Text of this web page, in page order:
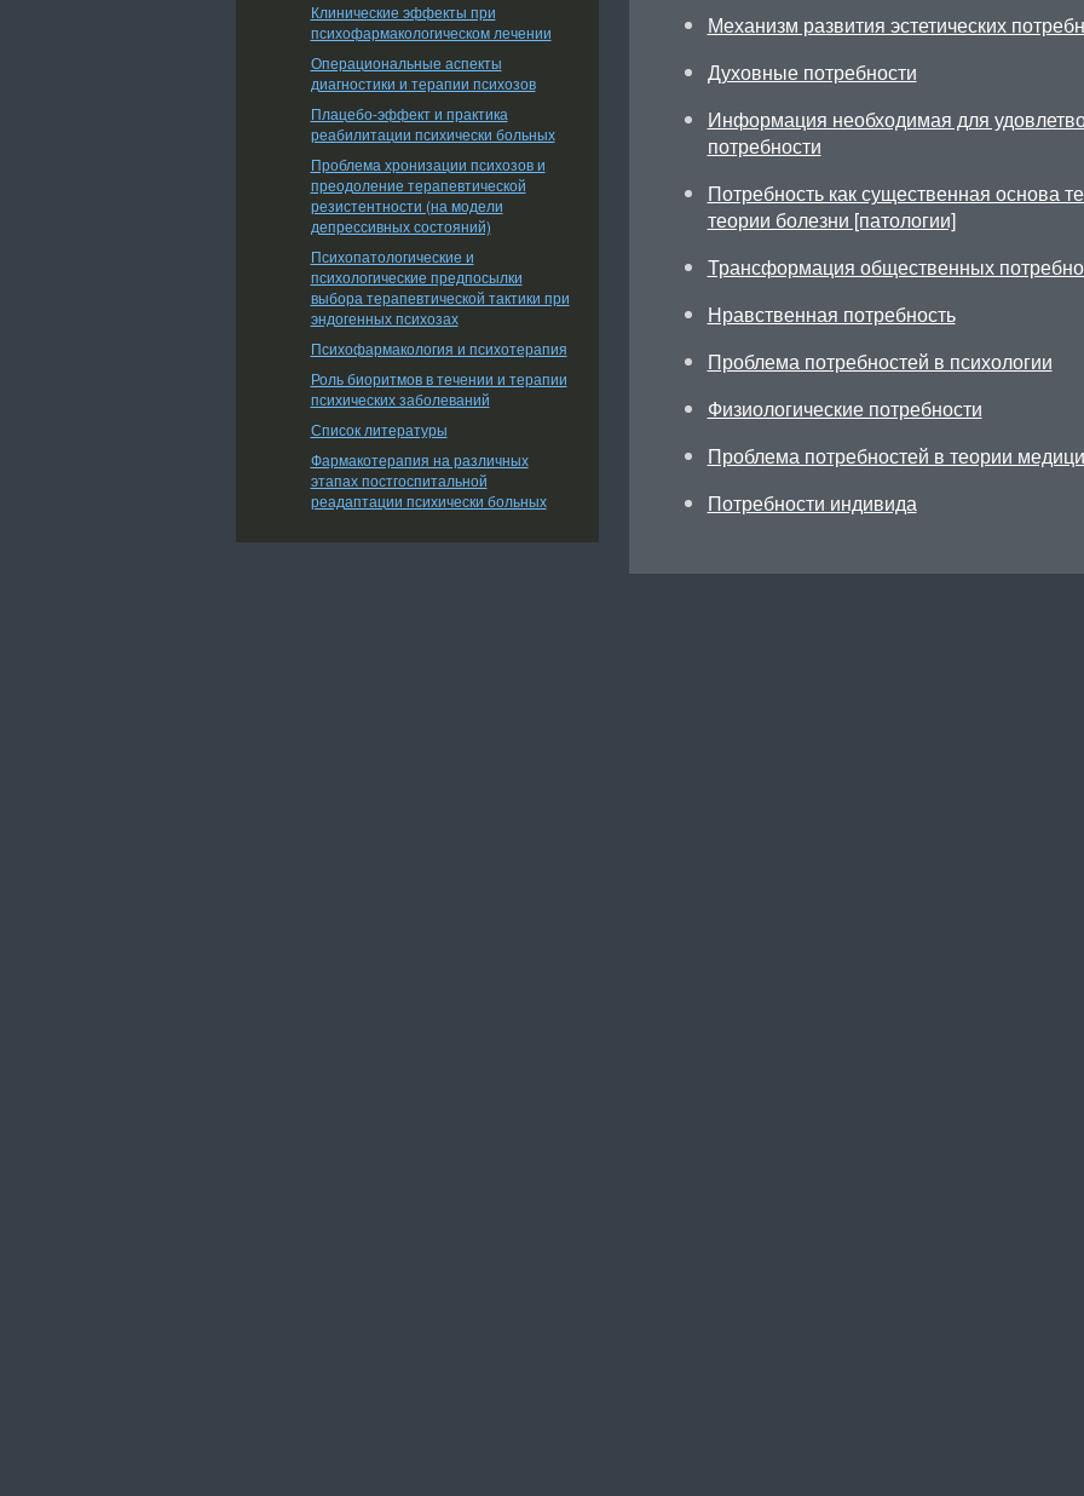
Механизм развития эстетических
Духовные потребности
Информация необходимая для
потребности
Потребность как существенная основа
теории болезни [патологии]
Трансформация общественных
Нравственная потребность
Проблема потребностей в психологии
Физиологические потребности
Проблема потребностей в теории
Потребности индивида
Клинические эффекты при
психофармакологическом лечении
Операциональные аспекты
диагностики и терапии психозов
Плацебо-эффект и практика
реабилитации психически больных
Проблема хронизации психозов и
преодоление терапевтической
резистентности (на модели
депрессивных состояний)
Психопатологические и
психологические предпосылки
выбора терапевтической тактики при
эндогенных психозах
Психофармакология и психотерапия
Роль биоритмов в течении и терапии
психических заболеваний
Список литературы
Фармакотерапия на различных
этапах постгоспитальной
реадаптации психически больных